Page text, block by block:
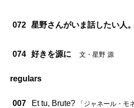
072 星野さんがいま話したい人。
074 好きを源に 文・星野 源
regulars
007 Et tu, Brute? 「ジャネール・モ